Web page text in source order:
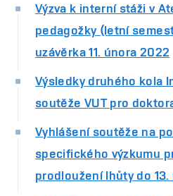
Výzva k interní stáži v
pedagožky (letní
uzávěrka 11. února 2022
Výsledky druhého kola
soutěže VUT pro
Vyhlášení soutěže na
specifického výzkumu
prodloužení lhůty do